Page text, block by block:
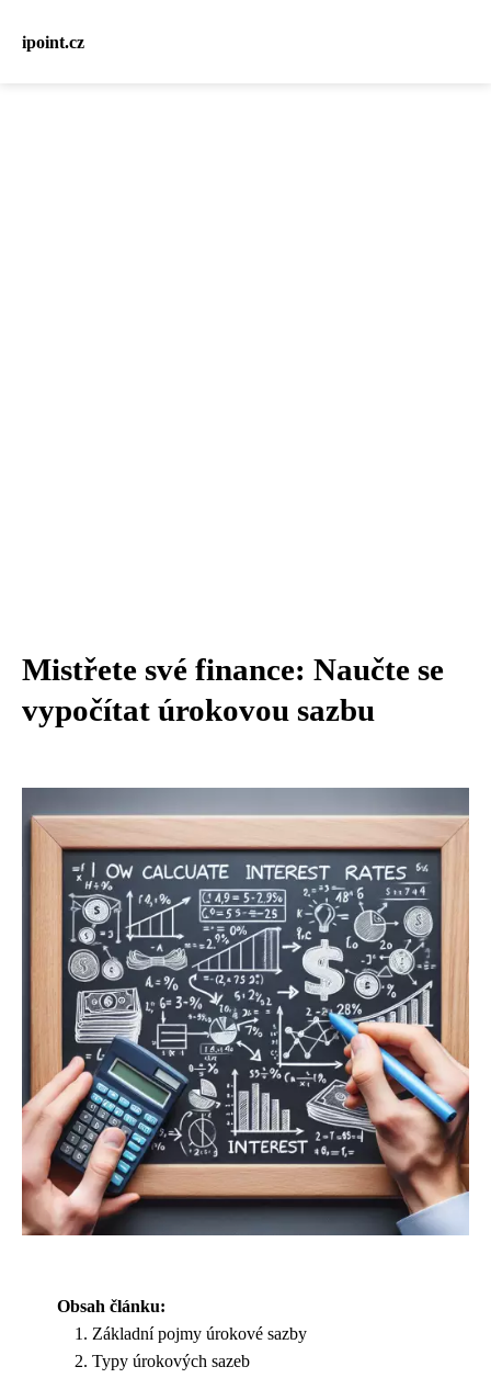
ipoint.cz
Mistřete své finance: Naučte se
vypočítat úrokovou sazbu
Obsah článku:
Základní pojmy úrokové sazby
Typy úrokových sazeb